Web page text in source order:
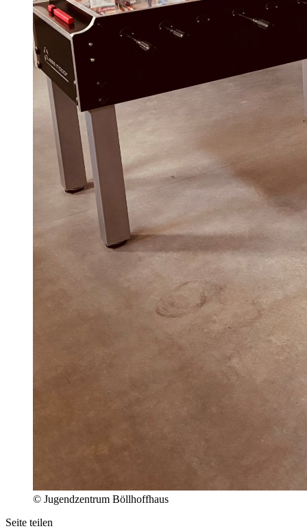
© Jugendzentrum Böllhoffhaus
Seite teilen